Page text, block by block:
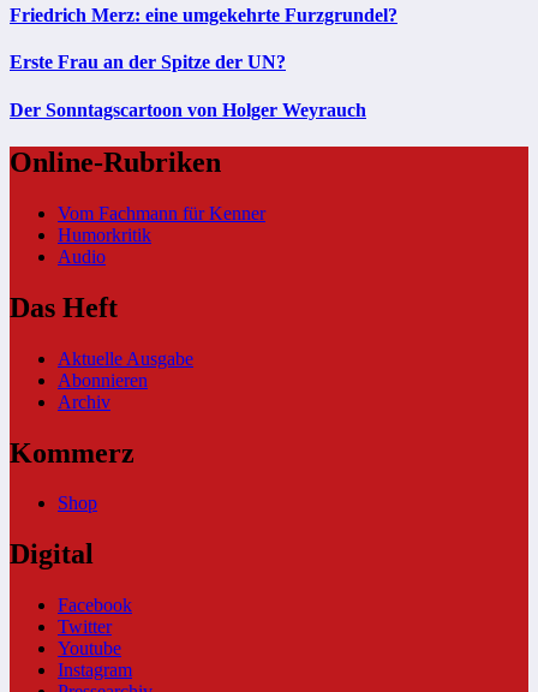
Friedrich Merz: eine umgekehrte Furzgrundel?
Erste Frau an der Spitze der UN?
Der Sonntagscartoon von Holger Weyrauch
Online-Rubriken
Vom Fachmann für Kenner
Humorkritik
Audio
Das Heft
Aktuelle Ausgabe
Abonnieren
Archiv
Kommerz
Shop
Digital
Facebook
Twitter
Youtube
Instagram